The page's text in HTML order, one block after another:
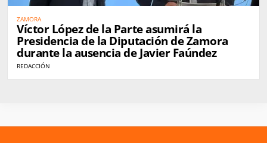
ZAMORA
Víctor López de la Parte asumirá la
Presidencia de la Diputación de Zamora
durante la ausencia de Javier Faúndez
REDACCIÓN